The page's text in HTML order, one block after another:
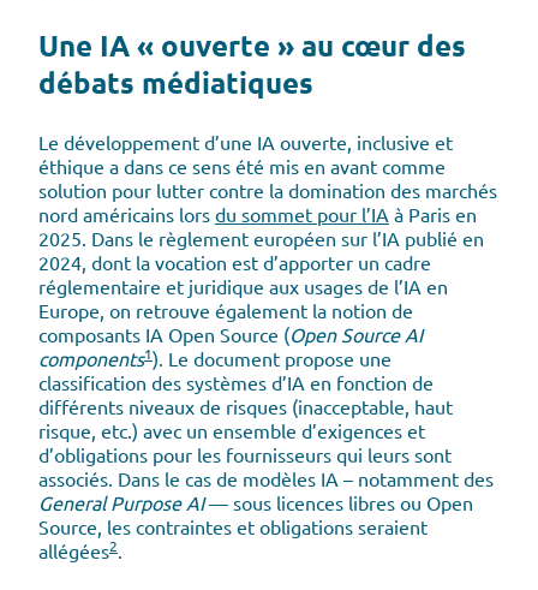
Une IA « ouverte » au cœur des
débats médiatiques
Le développement d’une IA ouverte, inclusive et
éthique a dans ce sens été mis en avant comme
solution pour lutter contre la domination des marchés
nord américains lors du sommet pour l’IA à Paris en
2025. Dans le règlement européen sur l’IA publié en
2024, dont la vocation est d’apporter un cadre
réglementaire et juridique aux usages de l’IA en
Europe, on retrouve également la notion de
composants IA Open Source (Open Source AI
components1). Le document propose une
classification des systèmes d’IA en fonction de
différents niveaux de risques (inacceptable, haut
risque, etc.) avec un ensemble d’exigences et
d’obligations pour les fournisseurs qui leurs sont
associés. Dans le cas de modèles IA – notamment des
General Purpose AI— sous licences libres ou Open
Source, les contraintes et obligations seraient
allégées2.